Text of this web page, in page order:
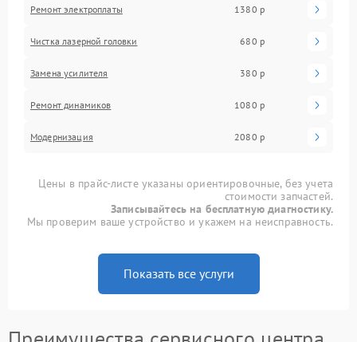
Ремонт электроплаты 1380 р
Чистка лазерной головки 680 р
Замена усилителя 380 р
Ремонт динамиков 1080 р
Модернизация 2080 р
Цены в прайс-листе указаны ориентировочные, без учета
стоимости запчастей.
Записывайтесь на бесплатную диагностику.
Мы проверим ваше устройство и укажем на неисправность.
Показать все услуги